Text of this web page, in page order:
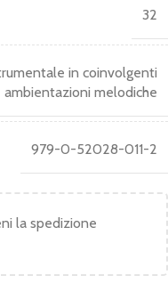
32
in coinvolgenti
ambientazioni melodiche
979-0-52028-011-2
la spedizione